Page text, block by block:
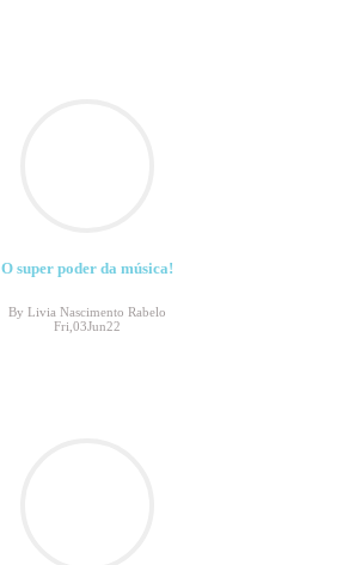
O super poder da música!
By Livia Nascimento Rabelo
Fri,03Jun22